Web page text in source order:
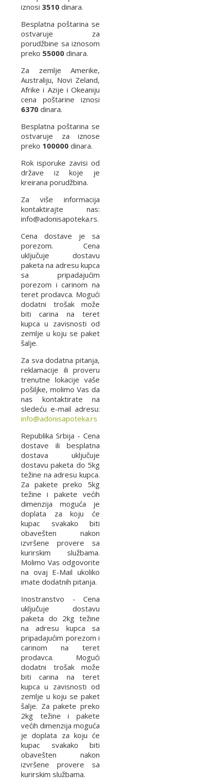
iznosi 3510 dinara.
Besplatna poštarina se
ostvaruje za
porudžbine sa iznosom
preko 55000 dinara.
Za zemlje Amerike,
Australiju, Novi Zeland,
Afrike i Azije i Okeaniju
cena poštarine iznosi
6370 dinara.
Besplatna poštarina se
ostvaruje za iznose
preko 100000 dinara.
Rok isporuke zavisi od
države iz koje je
kreirana porudžbina.
Za više informacija
kontaktirajte nas:
info@adonisapoteka.rs.
Cena dostave je sa
porezom. Cena
uključuje dostavu
paketa na adresu kupca
sa pripadajućim
porezom i carinom na
teret prodavca. Mogući
dodatni trošak može
biti carina na teret
kupca u zavisnosti od
zemlje u koju se paket
šalje.
Za sva dodatna pitanja,
reklamacije ili proveru
trenutne lokacije vaše
pošiljke, molimo Vas da
nas kontaktirate na
sledeću e-mail adresu:
info@adonisapoteka.rs
Republika Srbija - Cena
dostave ili besplatna
dostava uključuje
dostavu paketa do 5kg
težine na adresu kupca.
Za pakete preko 5kg
težine i pakete većih
dimenzija moguća je
doplata za koju će
kupac svakako biti
obavešten nakon
izvršene provere sa
kurirskim službama.
Molimo Vas odgovorite
na ovaj E-Mail ukoliko
imate dodatnih pitanja.
Inostranstvo - Cena
uključuje dostavu
paketa do 2kg težine
na adresu kupca sa
pripadajućim porezom i
carinom na teret
prodavca. Mogući
dodatni trošak može
biti carina na teret
kupca u zavisnosti od
zemlje u koju se paket
šalje. Za pakete preko
2kg težine i pakete
većih dimenzija moguća
je doplata za koju će
kupac svakako biti
obavešten nakon
izvršene provere sa
kurirskim službama.